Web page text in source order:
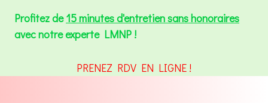
Profitez de15 minutes d'entretien sans honoraires
avec notre experte LMNP !
PRENEZ RDV EN LIGNE !